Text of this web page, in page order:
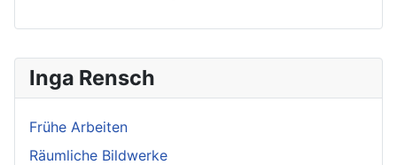
Inga Rensch
Frühe Arbeiten
Räumliche Bildwerke